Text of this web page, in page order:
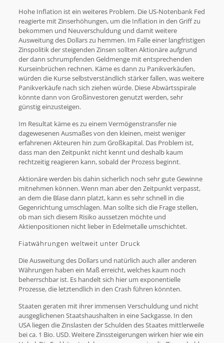
Hohe Inflation ist ein weiteres Problem. Die US-Notenbank Fed
reagierte mit Zinserhöhungen, um die Inflation in den Griff zu
bekommen und Neuverschuldung und damit weitere
Ausweitung des Dollars zu hemmen. Im Falle einer langfristigen
Zinspolitik der steigenden Zinsen sollten Aktionäre aufgrund
der dann schrumpfenden Geldmenge mit entsprechenden
Kurseinbrüchen rechnen. Käme es dann zu Panikverkäufen,
würden die Kurse selbstverständlich stärker fallen, was weitere
Panikverkäufe nach sich ziehen würde. Diese Abwärtsspirale
könnte dann von Großinvestoren genutzt werden, sehr
günstig einzusteigen.
Im Resultat käme es zu einem Vermögenstransfer nie
dagewesenen Ausmaßes von den kleinen, meist weniger
erfahrenen Akteuren hin zum Großkapital. Das Problem ist,
dass man den Zeitpunkt nicht kennt und deshalb kaum
rechtzeitig reagieren kann, sobald der Prozess beginnt.
Aktionäre werden bis dahin sicherlich noch sehr gute Gewinne
mitnehmen können. Wenn man aber den Zeitpunkt verpasst,
an dem die Blase dann platzt, kann es sehr schnell in die
Gegenrichtung umschlagen. Man sollte sich die Frage stellen,
ob man sich diesem Risiko aussetzen möchte und
Aktienpositionen nicht lieber in Edelmetalle umschichtet.
Fiatwährungen weltweit unter Druck
Die Ausweitung des Dollars und natürlich auch aller anderen
Währungen haben ein Maß erreicht, welches kaum noch
beherrschbar ist. Es handelt sich hier um exponentielle
Prozesse, die letztendlich in den Crash führen könnten.
Staaten geraten mit ihrer immensen Verschuldung und nicht
ausgeglichenen Staatshaushalten in eine Sackgasse. In den
USA liegen die Zinslasten der Schulden des Staates mittlerweile
bei ca. 1 Bio. USD. Weitere Zinssteigerungen wirken hier wie ein